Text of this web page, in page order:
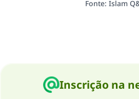
Fonte: Islam
Inscrição na